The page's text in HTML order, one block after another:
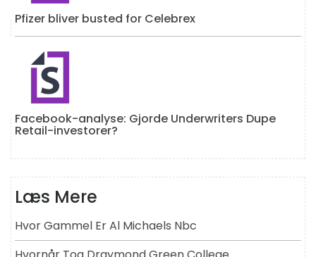
Pfizer bliver busted for Celebrex
Facebook-analyse: Gjorde Underwriters Dupe
Retail-investorer?
Læs Mere
Hvor Gammel Er Al Michaels Nbc